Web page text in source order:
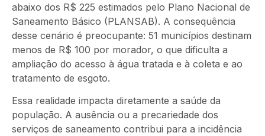
abaixo dos R$ 225 estimados pelo Plano Nacional de
Saneamento Básico (PLANSAB). A consequência
desse cenário é preocupante: 51 municípios destinam
menos de R$ 100 por morador, o que dificulta a
ampliação do acesso à água tratada e à coleta e ao
tratamento de esgoto.
Essa realidade impacta diretamente a saúde da
população. A ausência ou a precariedade dos
serviços de saneamento contribui para a incidência